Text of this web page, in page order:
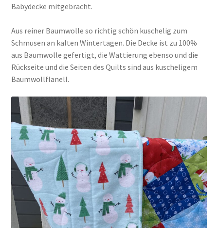
Babydecke mitgebracht.
Aus reiner Baumwolle so richtig schön kuschelig zum
Schmusen an kalten Wintertagen. Die Decke ist zu 100%
aus Baumwolle gefertigt, die Wattierung ebenso und die
Rückseite und die Seiten des Quilts sind aus kuscheligem
Baumwollflanell.